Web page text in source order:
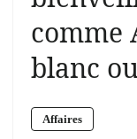
comme
blanc
Affaires